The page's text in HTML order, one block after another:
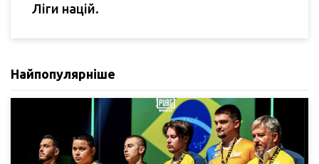
Ліги націй.
Найпопулярніше